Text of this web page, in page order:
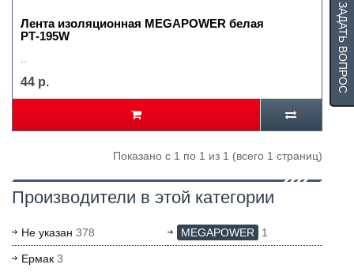
Лента изоляционная MEGAPOWER белая
РТ-195W
44 р.
Показано с 1 по 1 из 1 (всего 1 страниц)
Производители в этой категории
Не указан 378 MEGAPOWER 1
Ермак 3
ЗАДАТЬ ВОПРОС